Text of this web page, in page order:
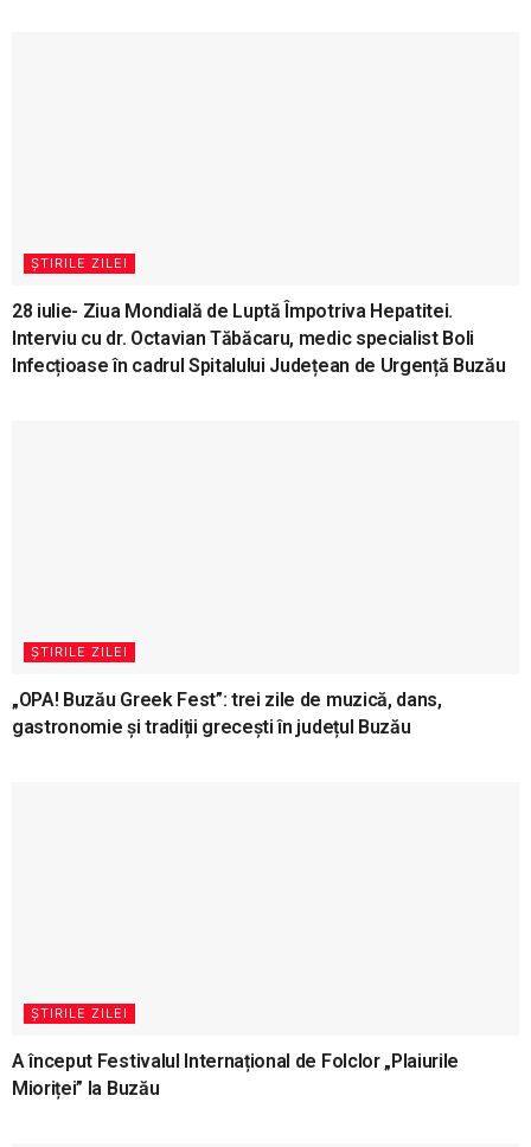
ȘTIRILE ZILEI
28 iulie- Ziua Mondială de Luptă Împotriva Hepatitei.
Interviu cu dr. Octavian Tăbăcaru, medic specialist Boli
Infecțioase în cadrul Spitalului Județean de Urgență Buzău
ȘTIRILE ZILEI
„OPA! Buzău Greek Fest”: trei zile de muzică, dans,
gastronomie și tradiții grecești în județul Buzău
ȘTIRILE ZILEI
A început Festivalul Internațional de Folclor „Plaiurile
Mioriței” la Buzău